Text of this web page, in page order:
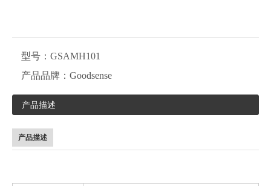
型号： GSAMH101
产品品牌： Goodsense
产品描述
产品描述